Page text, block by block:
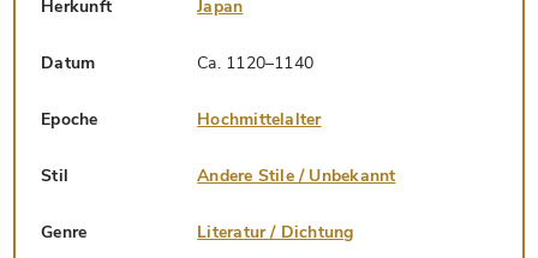
Herkunft Japan
Datum Ca. 1120–1140
Epoche Hochmittelalter
Stil Andere Stile / Unbekannt
Genre Literatur / Dichtung